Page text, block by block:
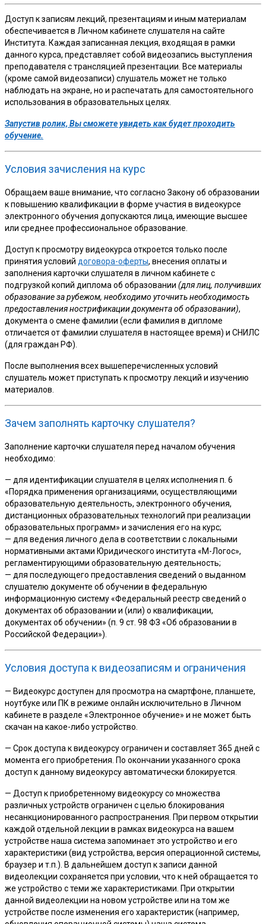
Доступ к записям лекций, презентациям и иным материалам
обеспечивается в Личном кабинете слушателя на сайте
Института. Каждая записанная лекция, входящая в рамки
данного курса, представляет собой видеозапись выступления
преподавателя с трансляцией презентации. Все материалы
(кроме самой видеозаписи) слушатель может не только
наблюдать на экране, но и распечатать для самостоятельного
использования в образовательных целях.
Запустив ролик, Вы сможете увидеть как будет проходить
обучение.
Условия зачисления на курс
Обращаем ваше внимание, что согласно Закону об образовании
к повышению квалификации в форме участия в видеокурсе
электронного обучения допускаются лица, имеющие высшее
или среднее профессиональное образование.
Доступ к просмотру видеокурса откроется только после
принятия условий договора-оферты, внесения оплаты и
заполнения карточки слушателя в личном кабинете с
подгрузкой копий диплома об образовании (для лиц, получивших
образование за рубежом, необходимо уточнить необходимость
предоставления нострификации документа об образовании),
документа о смене фамилии (если фамилия в дипломе
отличается от фамилии слушателя в настоящее время) и СНИЛС
(для граждан РФ).
После выполнения всех вышеперечисленных условий
слушатель может приступать к просмотру лекций и изучению
материалов.
Зачем заполнять карточку слушателя?
Заполнение карточки слушателя перед началом обучения
необходимо:
— для идентификации слушателя в целях исполнения п. 6
«Порядка применения организациями, осуществляющими
образовательную деятельность, электронного обучения,
дистанционных образовательных технологий при реализации
образовательных программ» и зачисления его на курс;
— для ведения личного дела в соответствии с локальными
нормативными актами Юридического института «М-Логос»,
регламентирующими образовательную деятельность;
— для последующего предоставления сведений о выданном
слушателю документе об обучении в федеральную
информационную систему «Федеральный реестр сведений о
документах об образовании и (или) о квалификации,
документах об обучении» (п. 9 ст. 98 ФЗ «Об образовании в
Российской Федерации»).
Условия доступа к видеозаписям и ограничения
— Видеокурс доступен для просмотра на смартфоне, планшете,
ноутбуке или ПК в режиме онлайн исключительно в Личном
кабинете в разделе «Электронное обучение» и не может быть
скачан на какое-либо устройство.
— Срок доступа к видеокурсу ограничен и составляет 365 дней с
момента его приобретения. По окончании указанного срока
доступ к данному видеокурсу автоматически блокируется.
— Доступ к приобретенному видеокурсу со множества
различных устройств ограничен с целью блокирования
несанкционированного распространения. При первом открытии
каждой отдельной лекции в рамках видеокурса на вашем
устройстве наша система запоминает это устройство и его
характеристики (вид устройства, версия операционной системы,
браузер и т.п.). В дальнейшем доступ к записи данной
видеолекции сохраняется при условии, что к ней обращается то
же устройство с теми же характеристиками. При открытии
данной видеолекции на новом устройстве или на том же
устройстве после изменения его характеристик (например,